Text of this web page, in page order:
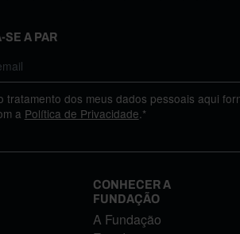
SE A PAR
tratamento dos meus dados pessoais aqui
a Política de Privacidade.*
CONHECER A
FUNDAÇÃO
A Fundação